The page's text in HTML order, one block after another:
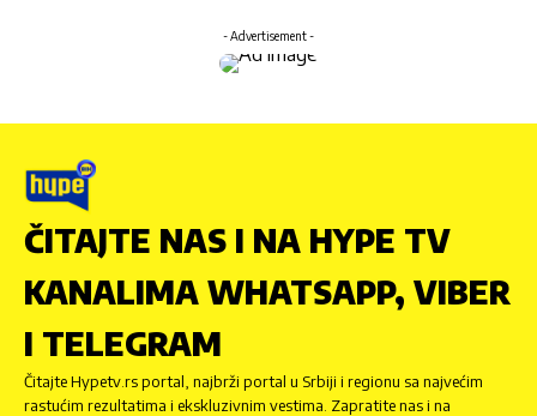
- Advertisement -
ČITAJTE NAS I NA HYPE TV
KANALIMA WHATSAPP, VIBER
I TELEGRAM
Čitajte Hypetv.rs portal, najbrži portal u Srbiji i regionu sa najvećim
rastućim rezultatima i ekskluzivnim vestima. Zapratite nas i na